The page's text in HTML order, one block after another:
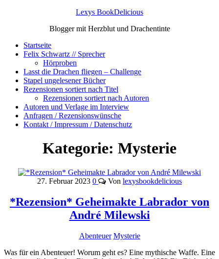
Lexys BookDelicious
Blogger mit Herzblut und Drachentinte
Startseite
Felix Schwartz // Sprecher
Hörproben
Lasst die Drachen fliegen – Challenge
Stapel ungelesener Bücher
Rezensionen sortiert nach Titel
Rezensionen sortiert nach Autoren
Autoren und Verlage im Interview
Anfragen / Rezensionswünsche
Kontakt / Impressum / Datenschutz
Kategorie: Mysterie
27. Februar 2023 0 Von lexysbookdelicious
*Rezension* Geheimakte Labrador von
André Milewski
Abenteuer Mysterie
Was für ein Abenteuer! Worum geht es? Eine mythische Waffe. Eine